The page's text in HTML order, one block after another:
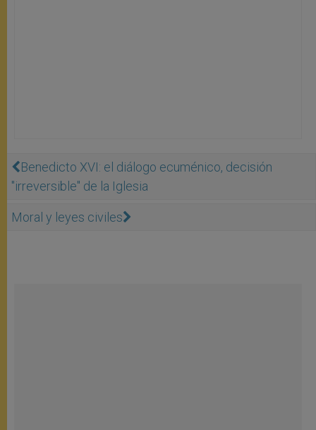
Benedicto XVI: el diálogo ecuménico, decisión
"irreversible" de la Iglesia
Moral y leyes civiles